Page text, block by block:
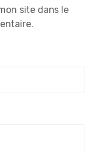
site dans le